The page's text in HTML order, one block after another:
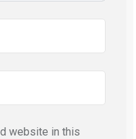
website in this